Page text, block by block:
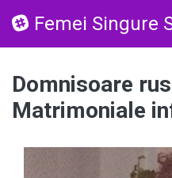
Femei Singure
Domnisoare
Matrimoniale